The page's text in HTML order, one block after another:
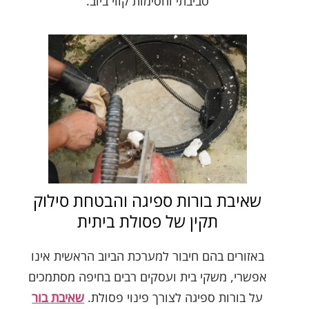
שאיבת בורות ספיגה והבטחת סילוק
תקין של פסולת ביתית
באזורים בהם חיבור למערכת הביוב הראשית אינו
אפשרי, משקי בית ועסקים רבים בחיפה מסתמכים
על בורות ספיגה לצורך פינוי פסולת. שאיבת בור